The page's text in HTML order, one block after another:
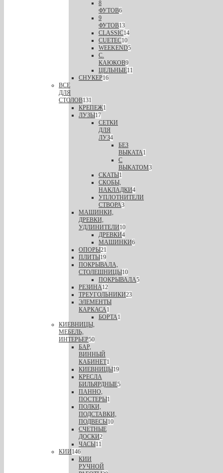
8
ФУТОВ6
9
ФУТОВ13
CLASSIC14
CUETEC10
WEEKEND5
С.
КАЮКОВ9
ЦЕЛЬНЫЕ11
СНУКЕР16
ВСЕ
ДЛЯ
СТОЛОВ131
КРЕПЕЖ1
ЛУЗЫ17
СЕТКИ
ДЛЯ
ЛУЗ4
БЕЗ
ВЫКАТА1
С
ВЫКАТОМ3
СКАТЫ1
СКОБЫ,
НАКЛАДКИ4
УПЛОТНИТЕЛИ
СТВОРА3
МАШИНКИ,
ДРЕВКИ,
УДЛИНИТЕЛИ10
ДРЕВКИ4
МАШИНКИ6
ОПОРЫ21
ПЛИТЫ19
ПОКРЫВАЛА,
СТОЛЕШНИЦЫ10
ПОКРЫВАЛА5
РЕЗИНА12
ТРЕУГОЛЬНИКИ23
ЭЛЕМЕНТЫ
КАРКАСА1
БОРТА1
КИЕВНИЦЫ,
МЕБЕЛЬ,
ИНТЕРЬЕР50
БАР,
ВИННЫЙ
КАБИНЕТ1
КИЕВНИЦЫ19
КРЕСЛА
БИЛЬЯРДНЫЕ5
ПАННО,
ПОСТЕРЫ1
ПОЛКИ,
ПОДСТАВКИ,
ПОДВЕСЫ10
СЧЕТНЫЕ
ДОСКИ2
ЧАСЫ11
КИИ146
КИИ
РУЧНОЙ